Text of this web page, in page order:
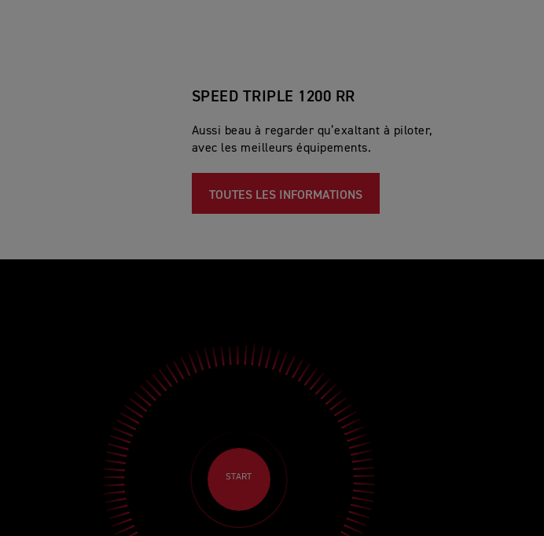
SPEED TRIPLE 1200 RR
Aussi beau à regarder qu’exaltant à piloter,
avec les meilleurs équipements.
TOUTES LES INFORMATIONS
START